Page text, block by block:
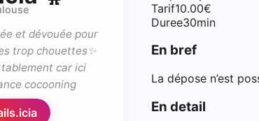
et dévouée pour
trop chouettes✨
car ici
cocooning
Tarif10.00€
Duree30min
En bref
La dépose n’est
En detail